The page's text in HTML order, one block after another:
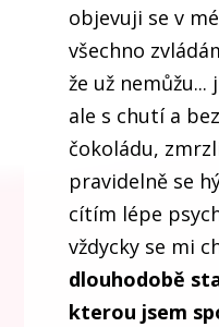
objevuji se v
všechno
že už nemůžu...
ale s chutí a
čokoládu,
pravidelně se
cítím lépe
vždycky se mi
dlouhodobě
kterou jsem